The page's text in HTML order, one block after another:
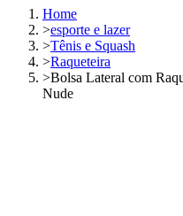
Home
>esporte e lazer
>Tênis e Squash
>Raqueteira
>Bolsa Lateral com
Nude